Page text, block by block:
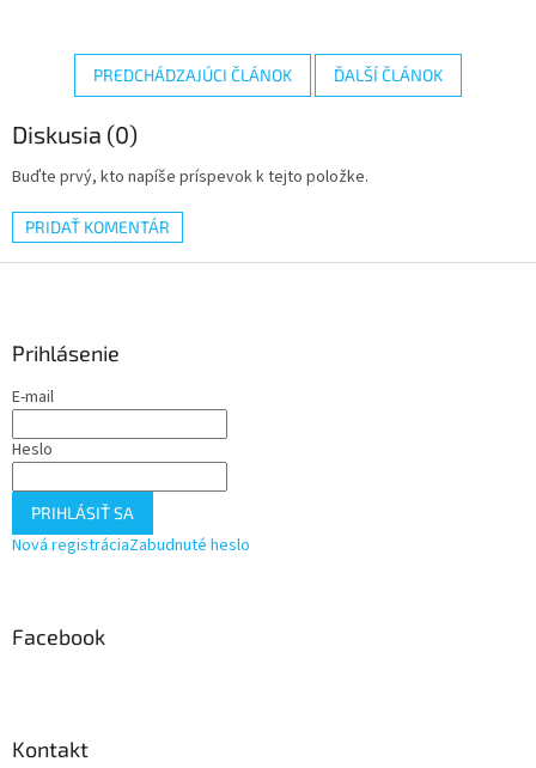
PREDCHÁDZAJÚCI ČLÁNOK ĎALŠÍ ČLÁNOK
Diskusia (0)
Buďte prvý, kto napíše príspevok k tejto položke.
PRIDAŤ KOMENTÁR
Prihlásenie
E-mail
Heslo
PRIHLÁSIŤ SA
Nová registráciaZabudnuté heslo
Facebook
Kontakt